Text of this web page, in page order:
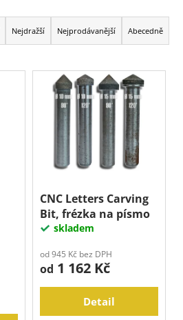
Nejdražší Nejprodávanější Abecedně
CNC Letters Carving
Bit, frézka na písmo
skladem
od 945 Kč bez DPH
od 1 162 Kč
Detail